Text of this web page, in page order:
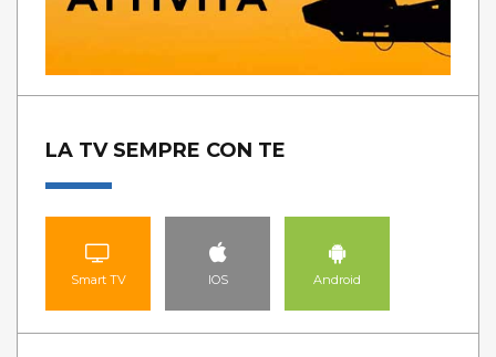
LA TV SEMPRE CON TE
Smart TV IOS Android